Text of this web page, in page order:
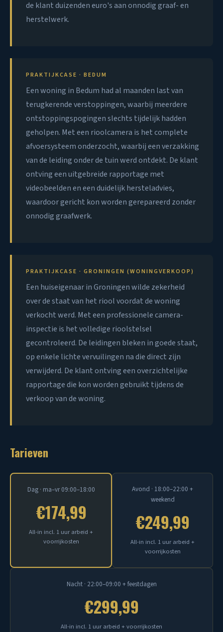
de klant duizenden euro's aan onnodig graaf- en
herstelwerk.
PRAKTIJKCASE · BEDUM
Een woning in Bedum had al maanden last van
terugkerende verstoppingen, waarbij meerdere
ontstoppingspogingen slechts tijdelijk hadden
geholpen. Met een rioolcamera is het complete
afvoersysteem onderzocht, waarbij een verzakking
van de leiding onder de tuin werd ontdekt. De klant
ontving een uitgebreide rapportage met
videobeelden en een duidelijk hersteladvies,
waardoor gericht kon worden gerepareerd zonder
onnodig graafwerk.
PRAKTIJKCASE · GRONINGEN (WONINGVERKOOP)
Een huiseigenaar in Groningen wilde zekerheid
over de staat van het riool voordat de woning
verkocht werd. Met een professionele camera-
inspectie is het volledige rioolstelsel
gecontroleerd. De leidingen bleken in goede staat,
op enkele lichte vervuilingen na die direct zijn
verwijderd. De klant ontving een overzichtelijke
rapportage die kon worden gebruikt tijdens de
verkoop van de woning.
Tarieven
Dag · ma–vr 09:00–18:00
€174,99
All-in incl. 1 uur arbeid +
voorrijkosten
Avond · 18:00–22:00 +
weekend
€249,99
All-in incl. 1 uur arbeid +
voorrijkosten
Nacht · 22:00–09:00 + feestdagen
€299,99
All-in incl. 1 uur arbeid + voorrijkosten